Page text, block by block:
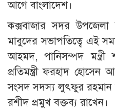
আগে বাংলাদেশ।
কক্সবাজার সদর
মাবুদের সভাপতিত্বে এই
আহমদ, পানিসম্পদ মন্ত্রী
প্রতিমন্ত্রী ফরহাদ
সংসদ সদস্য লুৎফুর রহমান
রশীদ প্রমুখ বক্তব্য রাখেন।